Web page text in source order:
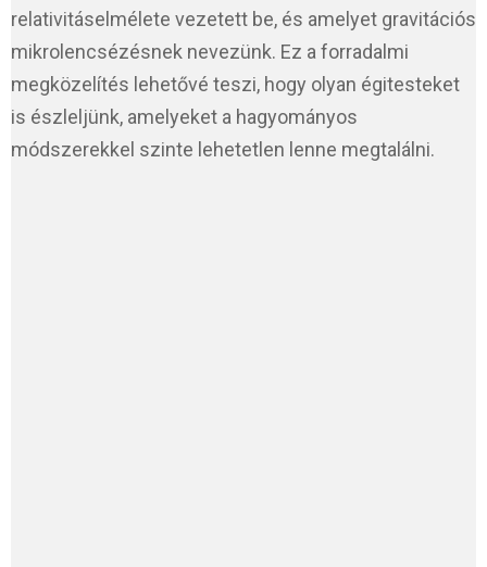
relativitáselmélete vezetett be, és amelyet gravitációs
mikrolencsézésnek nevezünk. Ez a forradalmi
megközelítés lehetővé teszi, hogy olyan égitesteket
is észleljünk, amelyeket a hagyományos
módszerekkel szinte lehetetlen lenne megtalálni.